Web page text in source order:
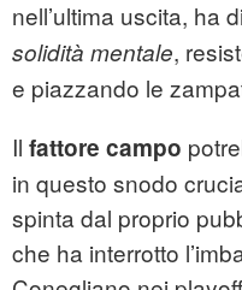
nell’ultima uscita, ha
solidità mentale,
e piazzando le
Il fattore campo
in questo snodo
spinta dal proprio
che ha interrotto